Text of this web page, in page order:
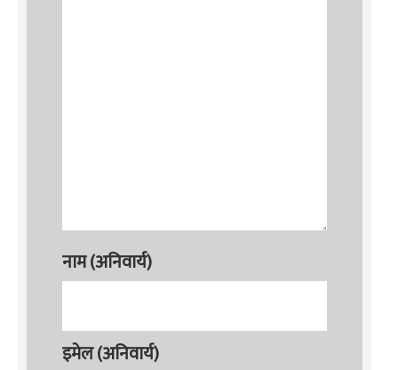
नाम (अनिवार्य)
इमेल (अनिवार्य)